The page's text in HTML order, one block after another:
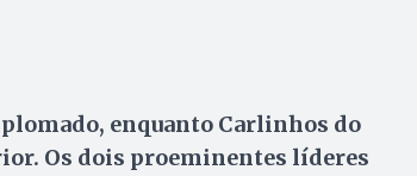
enquanto Carlinhos do
Os dois proeminentes líderes